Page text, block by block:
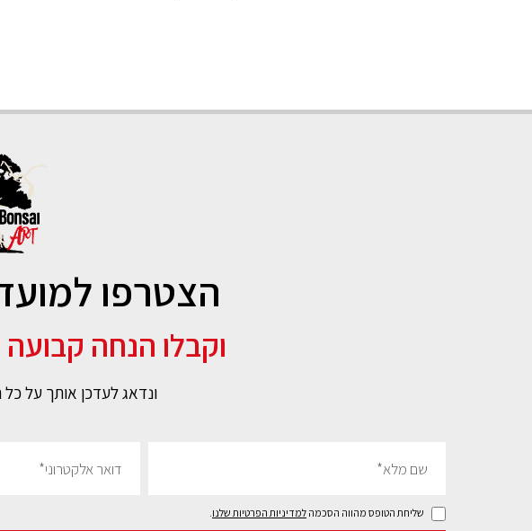
הצטרפו
וקבלו הנחה קבועה של 5% על כל
ונדאג לעדכן אותך על כל
שליחת הטופס מהווה הסכמה למדיניות הפרטיות שלנו.